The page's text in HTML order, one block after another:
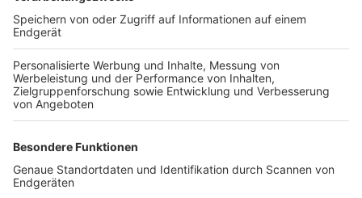
TOP-VEREINE
TOP-PARTNER